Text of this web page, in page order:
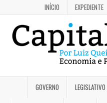
INÍCIO EXPEDIENTE
GOVERNO LEGISLATIVO